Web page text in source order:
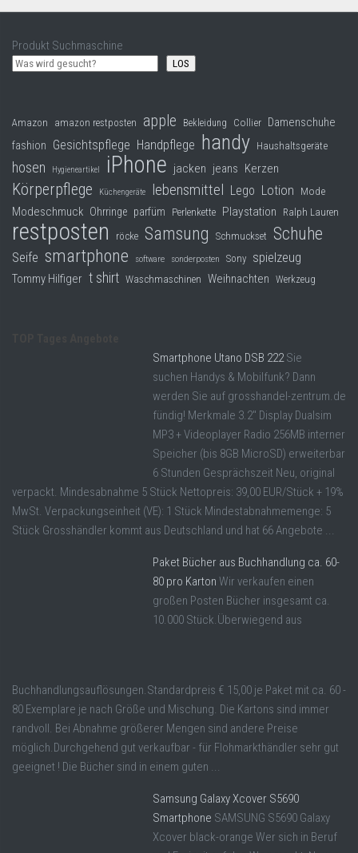
Produkt Suchmaschine
LOS
Amazon amazon restposten apple Bekleidung Collier Damenschuhe
fashion Gesichtspflege Handpflege handy Haushaltsgeräte
hosen Hygieneartikel iPhone jacken jeans Kerzen
Körperpflege Küchengeräte lebensmittel Lego Lotion Mode
Modeschmuck Ohrringe parfüm Perlenkette Playstation Ralph Lauren
restposten röcke Samsung Schmuckset Schuhe
Seife smartphone software sonderposten Sony spielzeug
Tommy Hilfiger t shirt Waschmaschinen Weihnachten Werkzeug
Smartphone Utano DSB 222 Sie
suchen Handys & Mobilfunk? Dann
werden Sie auf grosshandel-zentrum.de
fündig! Merkmale 3.2" Display Dualsim
MP3 + Videoplayer Radio 256MB interner
Speicher (bis 8GB MicroSD) erweiterbar
6 Stunden Gesprächszeit Neu, original
verpackt. Mindesabnahme 5 Stück Nettopreis: 39,00 EUR/Stück + 19%
MwSt. Verpackungseinheit (VE): 1 Stück Mindestabnahmemenge: 5
Stück Grosshändler kommt aus Deutschland und hat 66 Angebote ...
Paket Bücher aus Buchhandlung ca. 60-
80 pro Karton Wir verkaufen einen
großen Posten Bücher insgesamt ca.
10.000 Stück.Überwiegend aus
Buchhandlungsauflösungen.Standardpreis € 15,00 je Paket mit ca. 60 -
80 Exemplare je nach Größe und Mischung. Die Kartons sind immer
randvoll. Bei Abnahme größerer Mengen sind andere Preise
möglich.Durchgehend gut verkaufbar - für Flohmarkthändler sehr gut
geeignet ! Die Bücher sind in einem guten ...
Samsung Galaxy Xcover S5690
Smartphone SAMSUNG S5690 Galaxy
Xcover black-orange Wer sich in Beruf